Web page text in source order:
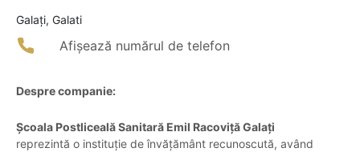
Galaţi, Galati
Afișează numărul de telefon
Despre companie:
Școala Postliceală Sanitară Emil Racoviță Galați
reprezintă o instituție de învățământ recunoscută, având